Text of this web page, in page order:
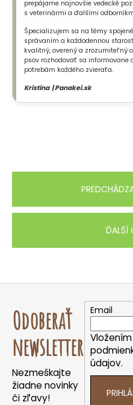
prepájame najnovšie vedecké
s veterinármi a ďalšími
Špecializujem sa na témy
správaním a každodennou
kvalitný, overený a zrozumiteľný
psov rozhodovať sa
potrebám každého zvieraťa.
Kristína | Panakei.sk
ĎALŠÍ
Z
Odoberať
newsletter
Nezmeškajte
žiadne novinky
či zľavy!
Email
údajov.